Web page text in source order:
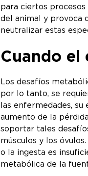
para ciertos
del animal y provoca
neutralizar estas
Cuando el
Los desafíos
por lo tanto, se
las enfermedades,
aumento de la
soportar tales
músculos y los
o la ingesta es
metabólica de la